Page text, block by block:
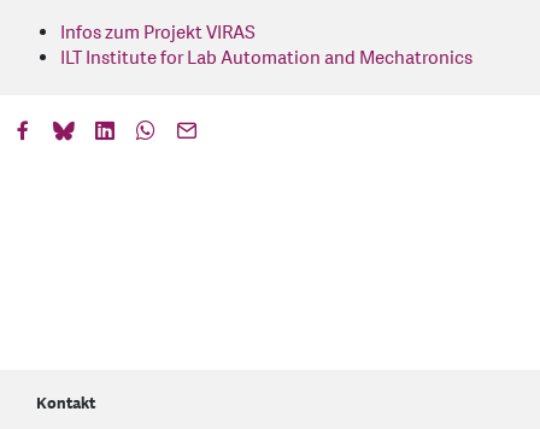
Infos zum Projekt VIRAS
ILT Institute for Lab Automation and Mechatronics
Kontakt